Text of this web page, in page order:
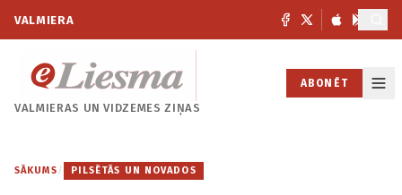
VALMIERA
VALMIERAS UNVIDZEMES ZIŅAS
ABONĒT
SĀKUMS / PILSĒTĀS UN NOVADOS